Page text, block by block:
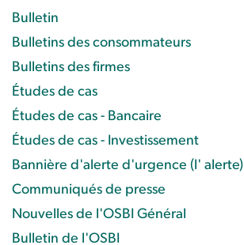
Bulletin
Bulletins des consommateurs
Bulletins des firmes
Études de cas
Études de cas - Bancaire
Études de cas - Investissement
Bannière d'alerte d'urgence (l' alerte)
Communiqués de presse
Nouvelles de l'OSBI Général
Bulletin de l'OSBI